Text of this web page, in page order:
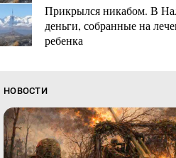
Прикрылся никабом. В
деньги, собранные на
ребенка
НОВОСТИ